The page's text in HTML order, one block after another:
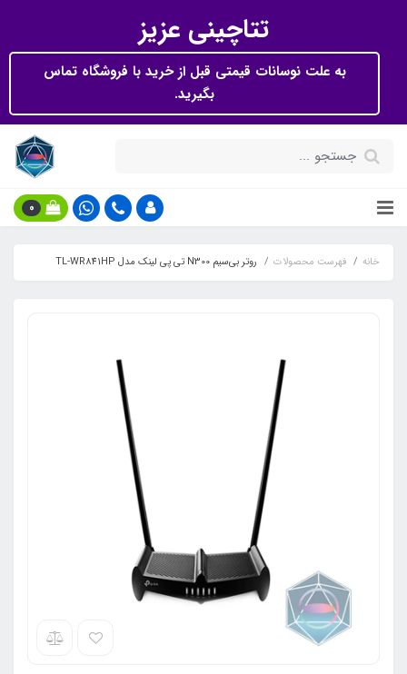
تتاچینی عزیز
به علت نوسانات قیمتی قبل از خرید با فروشگاه تماس
بگیرید.
0
خانه فهرست محصولات روتر بی‌سیم N300 تی پی لینک مدل TL-WR841HP